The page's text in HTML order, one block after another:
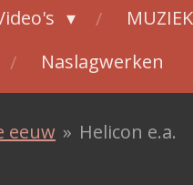
Naslagwerken
eeuw » Helicon e.a.